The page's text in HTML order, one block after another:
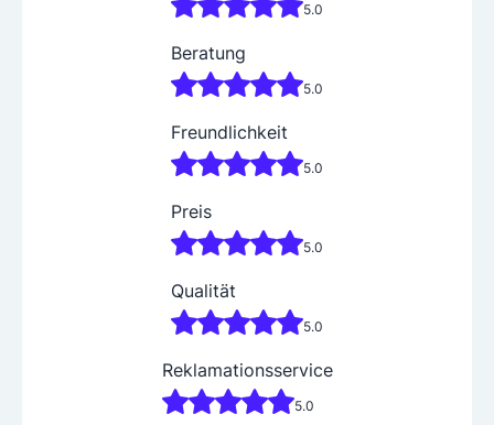
5.0
Beratung
5.0
Freundlichkeit
5.0
Preis
5.0
Qualität
5.0
Reklamationsservice
5.0